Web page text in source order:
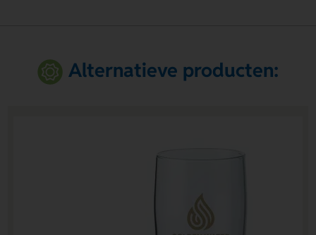
Alternatieve producten: